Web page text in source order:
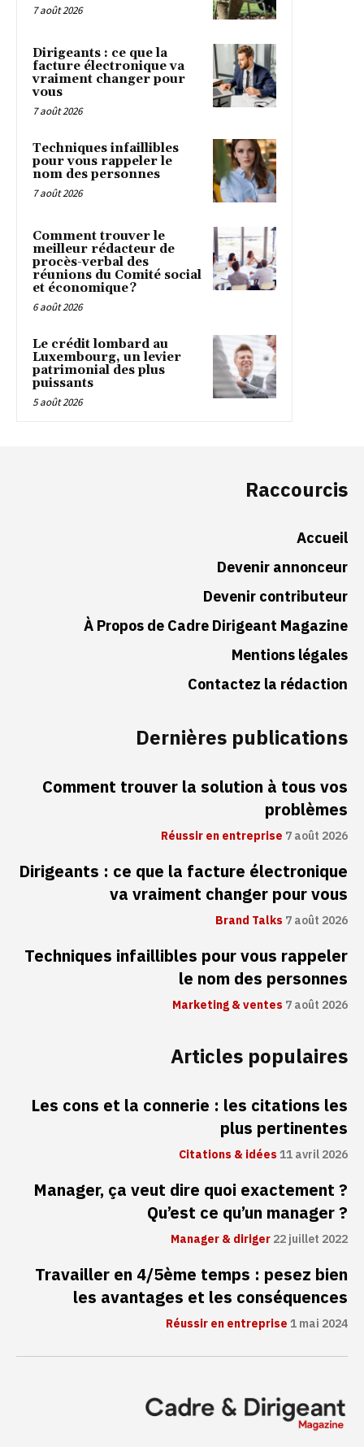
7 août 2026
Dirigeants : ce que la
facture électronique va
vraiment changer pour
vous
7 août 2026
Techniques infaillibles
pour vous rappeler le
nom des personnes
7 août 2026
Comment trouver le
meilleur rédacteur de
procès-verbal des
réunions du Comité social
et économique ?
6 août 2026
Le crédit lombard au
Luxembourg, un levier
patrimonial des plus
puissants
5 août 2026
Raccourcis
Accueil
Devenir annonceur
Devenir contributeur
À Propos de Cadre Dirigeant Magazine
Mentions légales
Contactez la rédaction
Dernières publications
Comment trouver la solution à tous vos
problèmes
Réussir en entreprise 7 août 2026
Dirigeants : ce que la facture électronique
va vraiment changer pour vous
Brand Talks7 août 2026
Techniques infaillibles pour vous rappeler
le nom des personnes
Marketing & ventes7 août 2026
Articles populaires
Les cons et la connerie : les citations les
plus pertinentes
Citations & idées11 avril 2026
Manager, ça veut dire quoi exactement ?
Qu’est ce qu’un manager ?
Manager & diriger22 juillet 2022
Travailler en 4/5ème temps : pesez bien
les avantages et les conséquences
Réussir en entreprise1 mai 2024